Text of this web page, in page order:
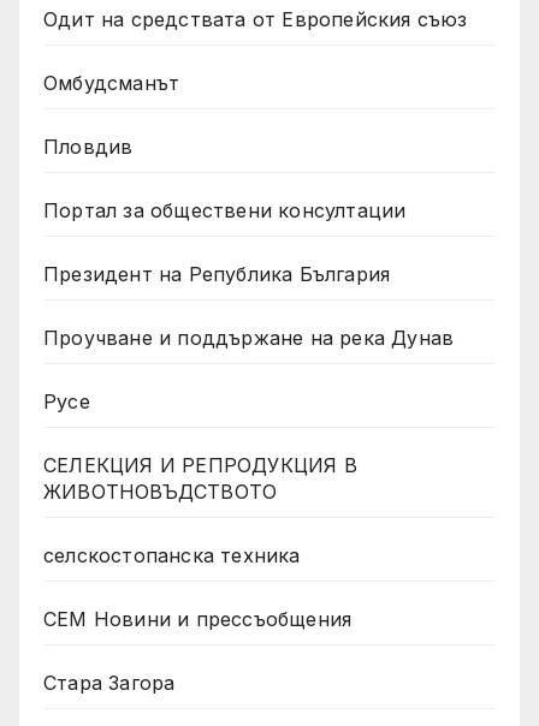
Одит на средствата от Европейския съюз
Омбудсманът
Пловдив
Портал за обществени консултации
Президент на Република България
Проучване и поддържане на река Дунав
Русе
СЕЛЕКЦИЯ И РЕПРОДУКЦИЯ В
ЖИВОТНОВЪДСТВОТО
селскостопанска техника
СЕМ Новини и прессъобщения
Стара Загора